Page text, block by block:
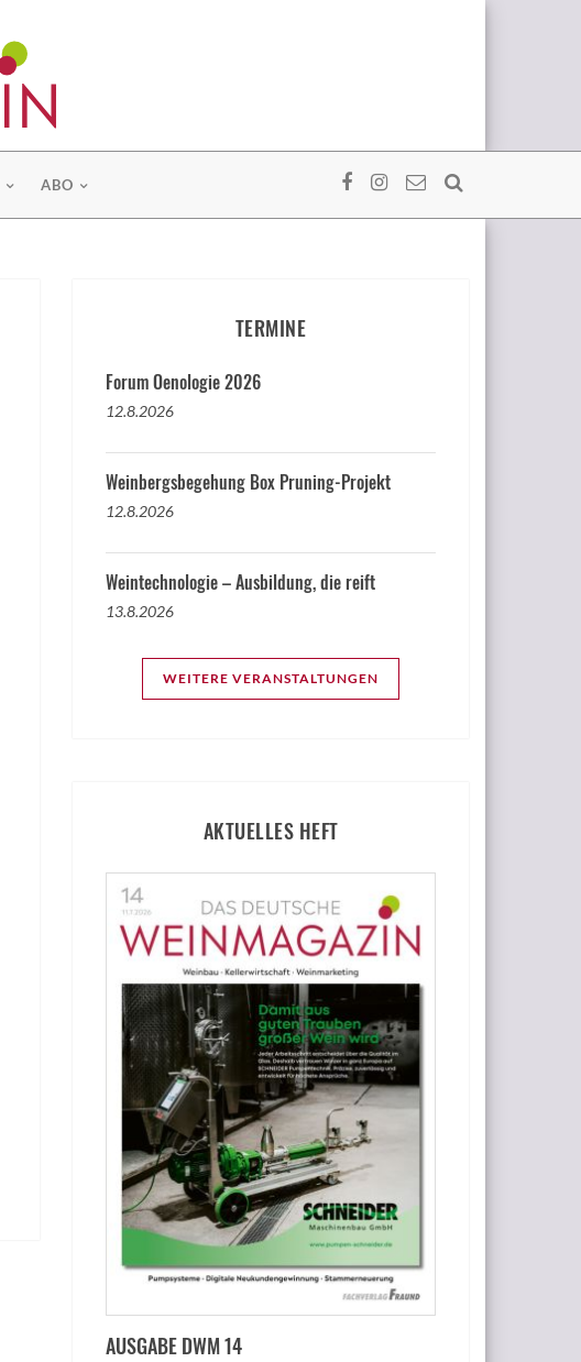
ABO
TERMINE
Forum Oenologie 2026
12.8.2026
Weinbergsbegehung Box Pruning-Projekt
12.8.2026
Weintechnologie – Ausbildung, die reift
13.8.2026
WEITERE VERANSTALTUNGEN
AKTUELLES HEFT
AUSGABE DWM 14